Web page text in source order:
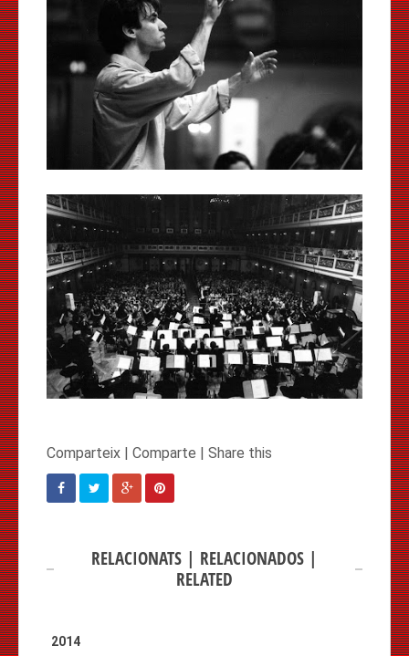
RELACIONATS | RELACIONADOS |
RELATED
2014